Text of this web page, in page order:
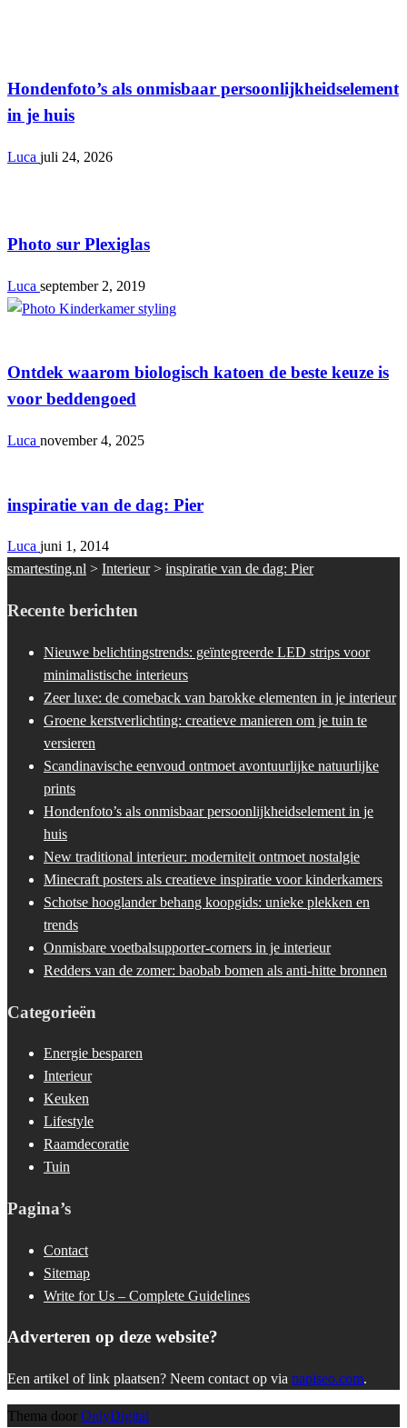
Hondenfoto’s als onmisbaar persoonlijkheidselement
in je huis
Luca juli 24, 2026
Photo sur Plexiglas
Luca september 2, 2019
Ontdek waarom biologisch katoen de beste keuze is
voor beddengoed
Luca november 4, 2025
inspiratie van de dag: Pier
Luca juni 1, 2014
smartesting.nl > Interieur> inspiratie van de dag: Pier
Recente berichten
Nieuwe belichtingstrends: geïntegreerde LED strips voor
minimalistische interieurs
Zeer luxe: de comeback van barokke elementen in je interieur
Groene kerstverlichting: creatieve manieren om je tuin te
versieren
Scandinavische eenvoud ontmoet avontuurlijke natuurlijke
prints
Hondenfoto’s als onmisbaar persoonlijkheidselement in je
huis
New traditional interieur: moderniteit ontmoet nostalgie
Minecraft posters als creatieve inspiratie voor kinderkamers
Schotse hooglander behang koopgids: unieke plekken en
trends
Onmisbare voetbalsupporter-corners in je interieur
Redders van de zomer: baobab bomen als anti-hitte bronnen
Categorieën
Energie besparen
Interieur
Keuken
Lifestyle
Raamdecoratie
Tuin
Pagina’s
Contact
Sitemap
Write for Us – Complete Guidelines
Adverteren op deze website?
Een artikel of link plaatsen? Neem contact op via napiseo.com.
Thema door OnlyDigital